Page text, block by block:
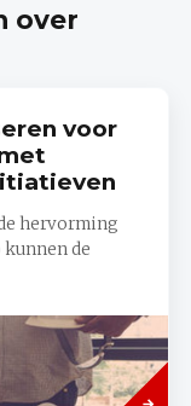
over
voor
hervorming
kunnen de
Lees
meer